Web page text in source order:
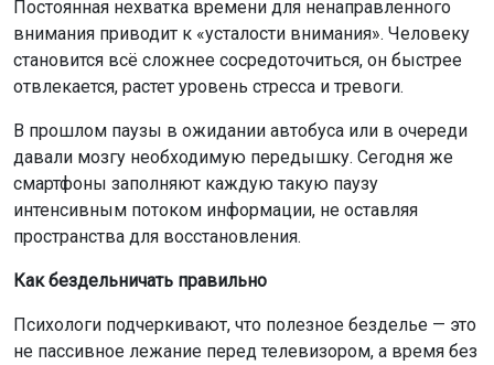
Постоянная нехватка времени для ненаправленного
внимания приводит к «усталости внимания». Человеку
становится всё сложнее сосредоточиться, он быстрее
отвлекается, растет уровень стресса и тревоги.
В прошлом паузы в ожидании автобуса или в очереди
давали мозгу необходимую передышку. Сегодня же
смартфоны заполняют каждую такую паузу
интенсивным потоком информации, не оставляя
пространства для восстановления.
Как бездельничать правильно
Психологи подчеркивают, что полезное безделье — это
не пассивное лежание перед телевизором, а время без